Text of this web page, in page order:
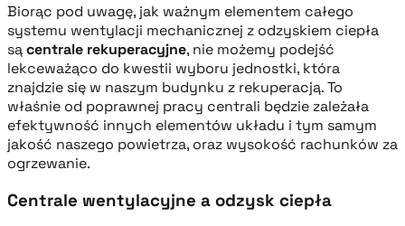
Biorąc pod uwagę, jak ważnym elementem całego
systemu wentylacji mechanicznej z odzyskiem ciepła
sącentrale rekuperacyjne, nie możemy podejść
lekceważąco do kwestii wyboru jednostki, która
znajdzie się w naszym budynku z rekuperacją. To
właśnie od poprawnej pracy centrali będzie zależała
efektywność innych elementów układu i tym samym
jakość naszego powietrza, oraz wysokość rachunków za
ogrzewanie.
Centrale wentylacyjne a odzysk ciepła